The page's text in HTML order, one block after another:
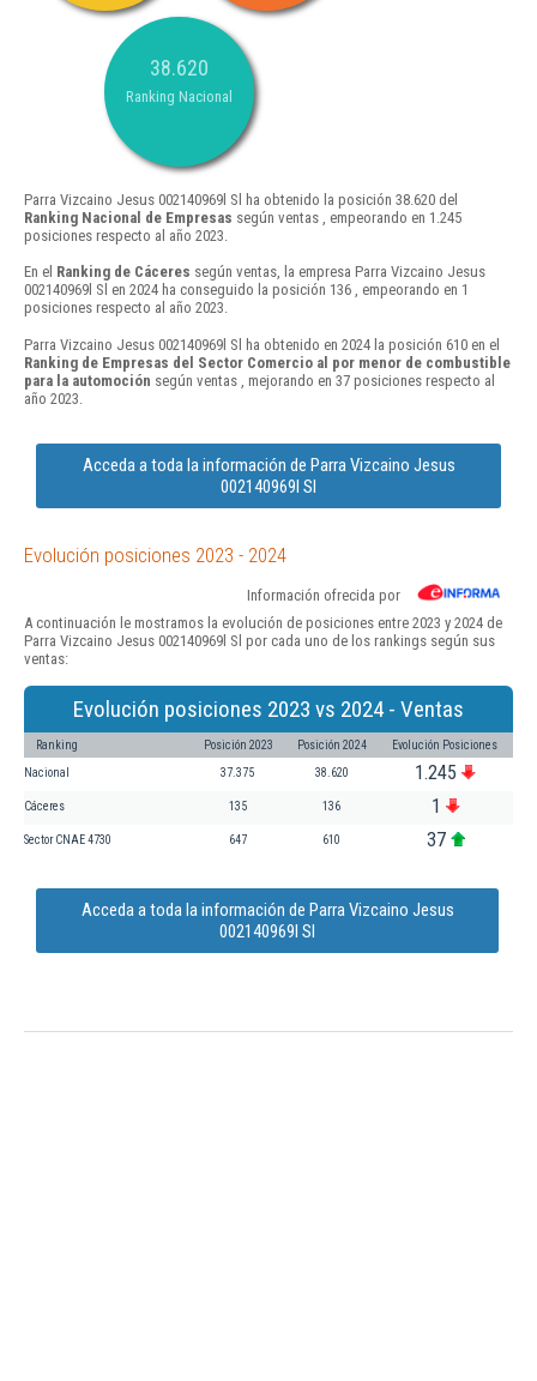
38.620
Ranking Nacional
Parra Vizcaino Jesus 002140969l Sl ha obtenido la posición 38.620 del
Ranking Nacional de Empresas según ventas , empeorando en 1.245
posiciones respecto al año 2023.
En el Ranking de Cáceres según ventas, la empresa Parra Vizcaino Jesus
002140969l Sl en 2024 ha conseguido la posición 136 , empeorando en 1
posiciones respecto al año 2023.
Parra Vizcaino Jesus 002140969l Sl ha obtenido en 2024 la posición 610 en el
Ranking de Empresas del Sector Comercio al por menor de combustible
para la automoción según ventas , mejorando en 37 posiciones respecto al
año 2023.
Acceda a toda la información de Parra Vizcaino Jesus
002140969l Sl
Evolución posiciones 2023 - 2024
Información ofrecida por
A continuación le mostramos la evolución de posiciones entre 2023 y 2024 de
Parra Vizcaino Jesus 002140969l Sl por cada uno de los rankings según sus
ventas:
Evolución posiciones 2023 vs 2024 - Ventas
Ranking Posición 2023 Posición 2024 Evolución Posiciones
Nacional 37.375 38.620 1.245
Cáceres 135 136 1
Sector CNAE 4730 647 610 37
Acceda a toda la información de Parra Vizcaino Jesus
002140969l Sl